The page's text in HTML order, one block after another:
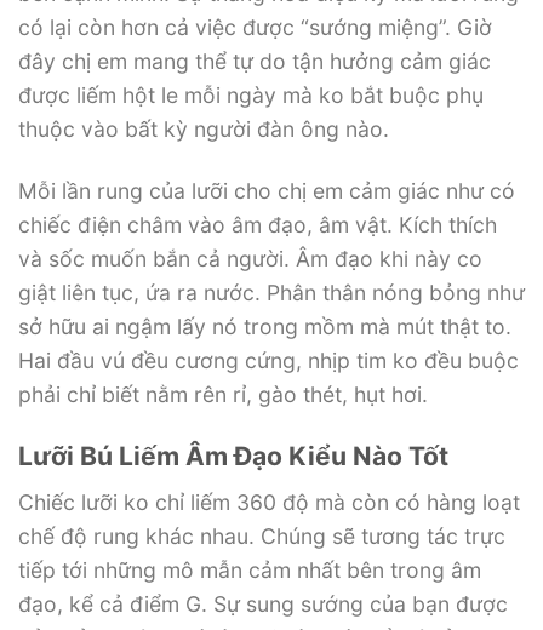
có lại còn hơn cả việc được “sướng miệng”. Giờ
đây chị em mang thể tự do tận hưởng cảm giác
được liếm hột le mỗi ngày mà ko bắt buộc phụ
thuộc vào bất kỳ người đàn ông nào.
Mỗi lần rung của lưỡi cho chị em cảm giác như có
chiếc điện châm vào âm đạo, âm vật. Kích thích
và sốc muốn bắn cả người. Âm đạo khi này co
giật liên tục, ứa ra nước. Phân thân nóng bỏng như
sở hữu ai ngậm lấy nó trong mồm mà mút thật to.
Hai đầu vú đều cương cứng, nhịp tim ko đều buộc
phải chỉ biết nằm rên rỉ, gào thét, hụt hơi.
Lưỡi Bú Liếm Âm Đạo Kiểu Nào Tốt
Chiếc lưỡi ko chỉ liếm 360 độ mà còn có hàng loạt
chế độ rung khác nhau. Chúng sẽ tương tác trực
tiếp tới những mô mẫn cảm nhất bên trong âm
đạo, kể cả điểm G. Sự sung sướng của bạn được